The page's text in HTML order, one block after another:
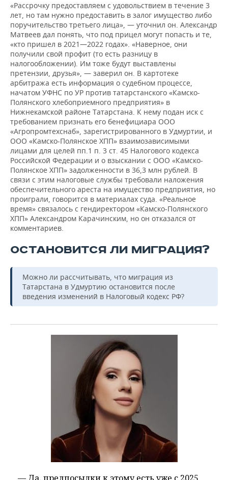
«Рассрочку предоставляем с удовольствием в течение 3
лет, но там нужно предоставить в залог имущество либо
поручительство третьего лица», — уточнил он. Александр
Матвеев дал понять, что под прицел могут попасть и те,
«кто пришел в 2021—2022 годах». «Наверное, они
получили свой профит (то есть разницу в
налогообложении). Им тоже будут выставлены
претензии, друзья», — заверил он. В картотеке
арбитража есть информация о судебном процессе,
начатом УФНС по УР против татарстанского «Камско-
Полянского хлебоприемного предприятия» в
Нижнекамской районе Татарстана. К нему подан иск с
требованием признать его бенефициара ООО
«Агропромтехснаб», зарегистрированного в Удмуртии, и
ООО «Камско-Полянское ХПП» взаимозависимыми
лицами для целей пп.1 п. 3 ст. 45 Налогового кодекса
Российской Федерации и о взыскании с ООО «Камско-
Полянское ХПП» задолженности в 36,3 млн рублей. В
связи с этим налоговые службы требовали наложения
обеспечительного ареста на имущество предприятия, но
проиграли, говорится в материалах суда. «Реальное
время» связалось с гендиректором «Камско-Полянского
ХПП» Александром Карачинским, но он отказался от
комментариев.
ОСТАНОВИТСЯ ЛИ МИГРАЦИЯ?
Можно ли рассчитывать, что миграция из
Татарстана в Удмуртию остановится после
введения изменений в Налоговый кодекс РФ?